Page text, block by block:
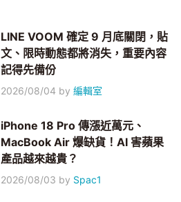
LINE VOOM 確定 9 月底關閉，貼
文、限時動態都將消失，重要內容
記得先備份
2026/08/04 by編輯室
iPhone 18 Pro 傳漲近萬元、
MacBook Air 爆缺貨！AI 害蘋果
產品越來越貴？
2026/08/03 by Spac1